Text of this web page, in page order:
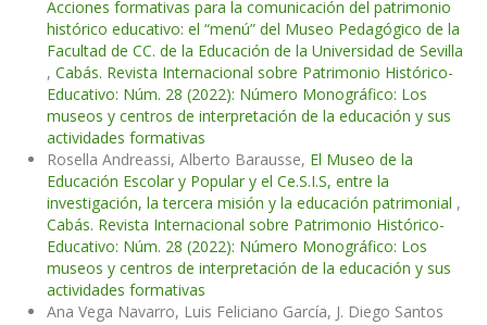
Acciones formativas para la comunicación del patrimonio
histórico educativo: el “menú” del Museo Pedagógico de la
Facultad de CC. de la Educación de la Universidad de Sevilla
, Cabás. Revista Internacional sobre Patrimonio Histórico-
Educativo: Núm. 28 (2022): Número Monográfico: Los
museos y centros de interpretación de la educación y sus
actividades formativas
Rosella Andreassi, Alberto Barausse, El Museo de la
Educación Escolar y Popular y el Ce.S.I.S, entre la
investigación, la tercera misión y la educación patrimonial ,
Cabás. Revista Internacional sobre Patrimonio Histórico-
Educativo: Núm. 28 (2022): Número Monográfico: Los
museos y centros de interpretación de la educación y sus
actividades formativas
Ana Vega Navarro, Luis Feliciano García, J. Diego Santos